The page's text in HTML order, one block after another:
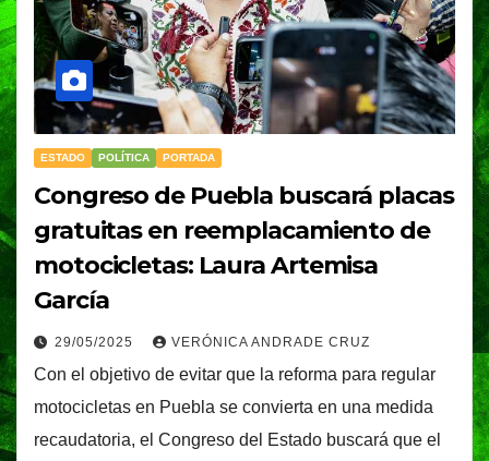
ESTADO POLÍTICA PORTADA
Congreso de Puebla buscará placas
gratuitas en reemplacamiento de
motocicletas: Laura Artemisa
García
29/05/2025 VERÓNICA ANDRADE CRUZ
Con el objetivo de evitar que la reforma para regular
motocicletas en Puebla se convierta en una medida
recaudatoria, el Congreso del Estado buscará que el